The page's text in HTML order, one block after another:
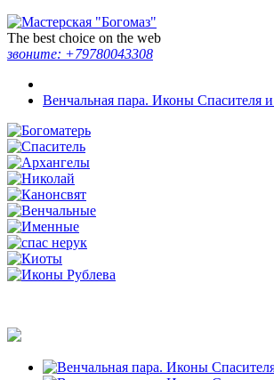
The best choice on the web
звоните: +79780043308
Венчальная пара. Иконы Спасителя